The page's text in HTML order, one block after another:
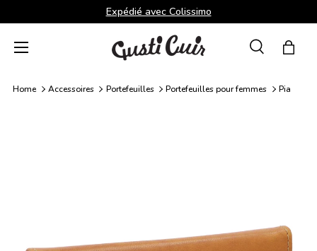
Aller au contenu
Expédié avec Colissimo
Recherche
Menu
Home Accessoires Portefeuilles Portefeuilles pour femmes Pia